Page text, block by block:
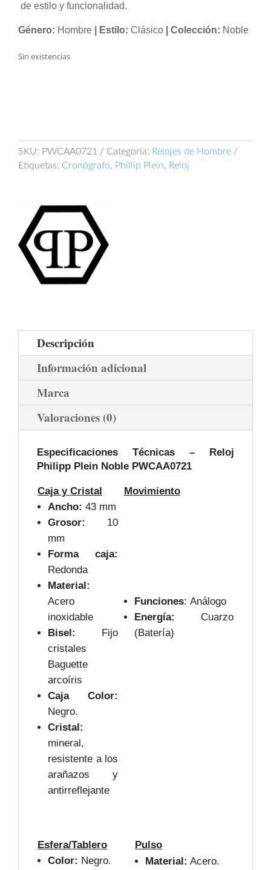
de estilo y funcionalidad.
Género: Hombre | Estilo: Clásico | Colección: Noble
Sin existencias
SKU: PWCAA0721 Categoría: Relojes de Hombre
Etiquetas: Cronógrafo, Phillip Plein, Reloj
Descripción
Información adicional
Marca
Valoraciones (0)
Especificaciones Técnicas – Reloj
Philipp Plein Noble PWCAA0721
Caja y Cristal
Movimiento
Ancho: 43 mm
Grosor:
10
mm
Forma caja:
Redonda
Material:
Acero
inoxidable
Bisel:
Fijo
cristales
Baguette
arcoíris
Caja Color:
Negro.
Cristal:
mineral,
resistente a los
arañazos y
antirreflejante
Funciones: Análogo
Energía:
Cuarzo
(Batería)
Esfera/Tablero
Pulso
Color: Negro. Material: Acero.